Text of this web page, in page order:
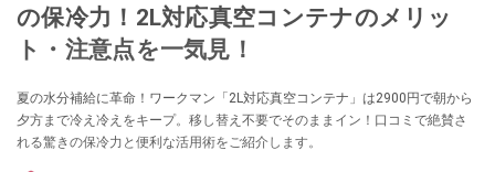
の保冷力！2L対応真空コンテナのメリッ
ト・注意点を一気見！
夏の水分補給に革命！ワークマン「2L対応真空コンテナ」は2900円で朝から
夕方まで冷え冷えをキープ。移し替え不要でそのままイン！口コミで絶賛さ
れる驚きの保冷力と便利な活用術をご紹介します。